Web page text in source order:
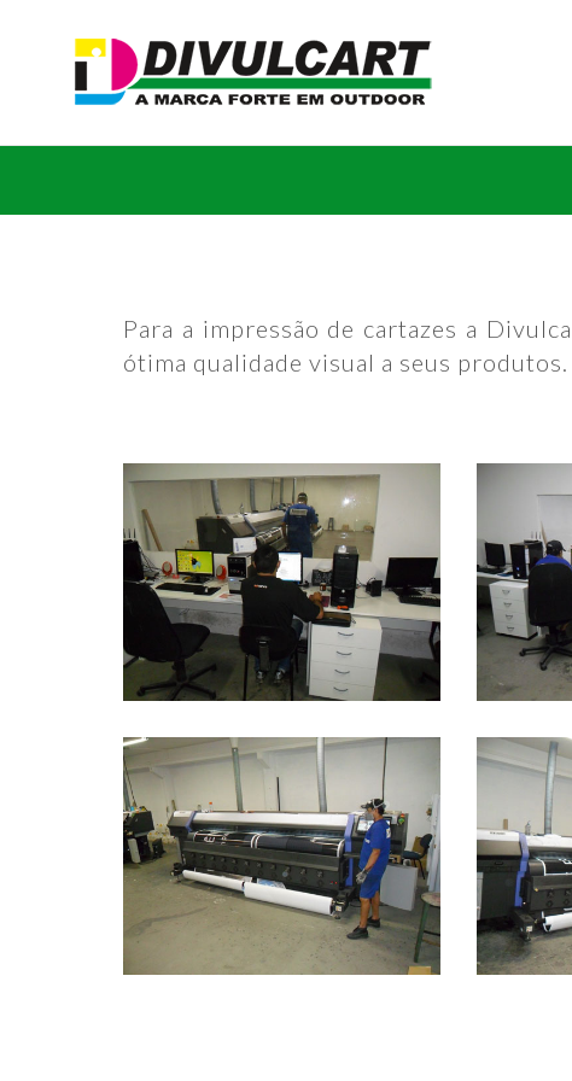
Para a impressão de cartazes a
ótima qualidade visual a seus produtos.